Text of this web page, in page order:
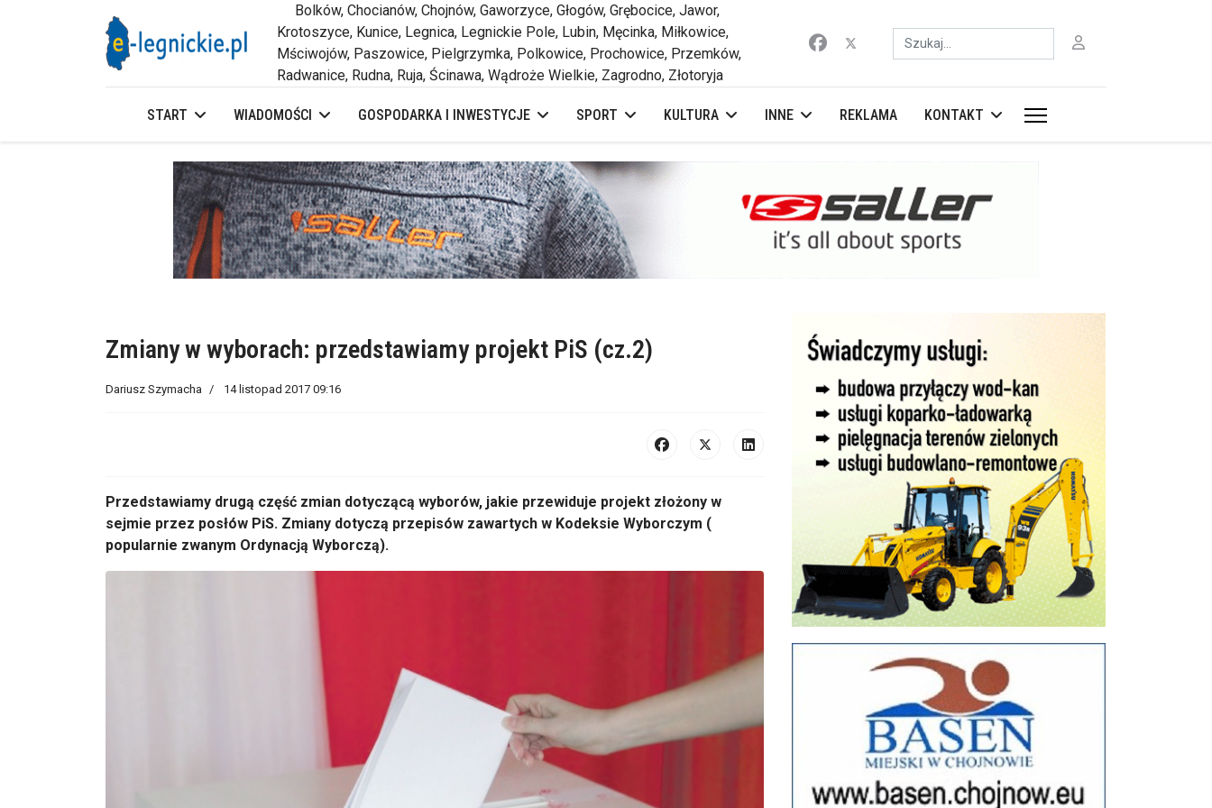
Bolków, Chocianów, Chojnów, Gaworzyce, Głogów, Grębocice, Jawor,
Krotoszyce, Kunice, Legnica, Legnickie Pole, Lubin, Męcinka, Miłkowice,
Mściwojów, Paszowice, Pielgrzymka, Polkowice, Prochowice, Przemków,
Radwanice, Rudna, Ruja, Ścinawa, Wądroże Wielkie, Zagrodno, Złotoryja
Szukaj
START WIADOMOŚCI GOSPODARKA I INWESTYCJE SPORT KULTURA INNE REKLAMA KONTAKT
Zmiany w wyborach: przedstawiamy projekt PiS (cz.2)
Dariusz Szymacha 14 listopad 2017 09:16
Przedstawiamy drugą część zmian dotyczącą wyborów, jakie przewiduje projekt złożony w
sejmie przez posłów PiS. Zmiany dotyczą przepisów zawartych w Kodeksie Wyborczym (
popularnie zwanym Ordynacją Wyborczą).